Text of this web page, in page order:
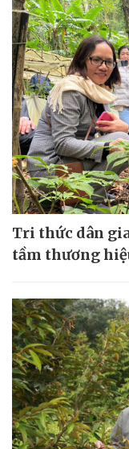
Tri thức dân
tầm thương